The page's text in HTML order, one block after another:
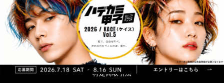
お問い合わせ
お買い物ガイド
特定商取引法